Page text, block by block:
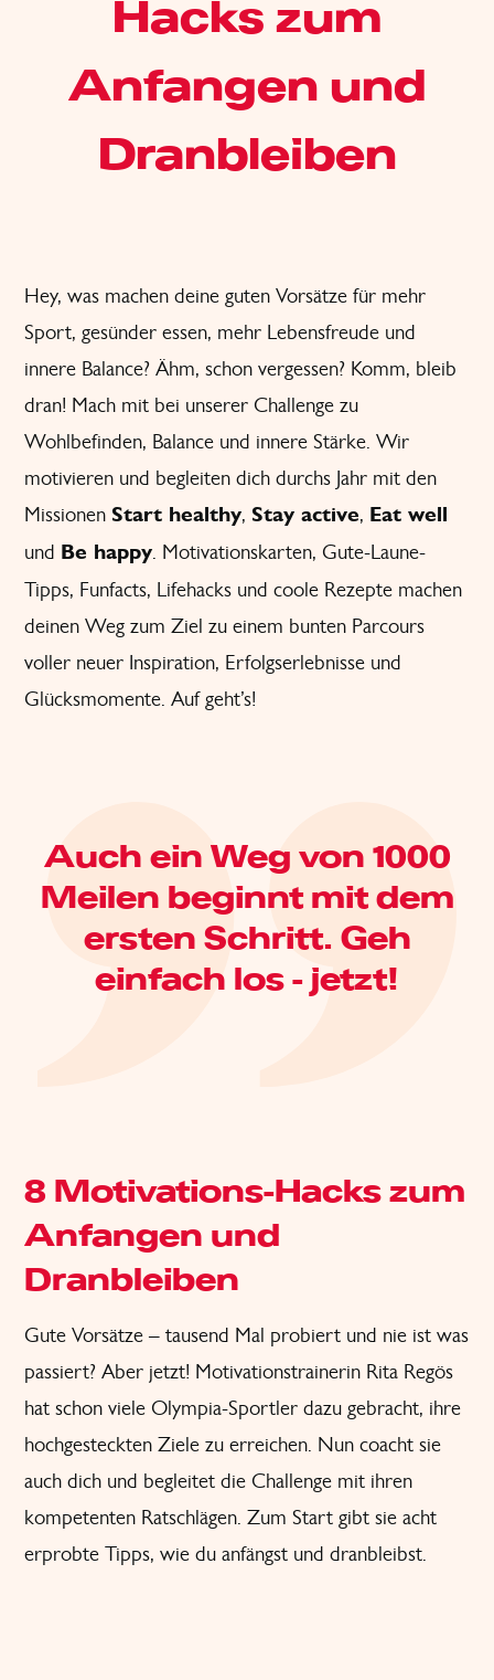
Hacks zum
Anfangen und
Dranbleiben
Hey, was machen deine guten Vorsätze für mehr
Sport, gesünder essen, mehr Lebensfreude und
innere Balance? Ähm, schon vergessen? Komm, bleib
dran! Mach mit bei unserer Challenge zu
Wohlbefinden, Balance und innere Stärke. Wir
motivieren und begleiten dich durchs Jahr mit den
Missionen Start healthy, Stay active, Eat well
und Be happy. Motivationskarten, Gute-Laune-
Tipps, Funfacts, Lifehacks und coole Rezepte machen
deinen Weg zum Ziel zu einem bunten Parcours
voller neuer Inspiration, Erfolgserlebnisse und
Glücksmomente. Auf geht’s!
Auch ein Weg von 1000
Meilen beginnt mit dem
ersten Schritt. Geh
einfach los - jetzt!
8 Motivations-Hacks zum
Anfangen und
Dranbleiben
Gute Vorsätze – tausend Mal probiert und nie ist was
passiert? Aber jetzt! Motivationstrainerin Rita Regös
hat schon viele Olympia-Sportler dazu gebracht, ihre
hochgesteckten Ziele zu erreichen. Nun coacht sie
auch dich und begleitet die Challenge mit ihren
kompetenten Ratschlägen. Zum Start gibt sie acht
erprobte Tipps, wie du anfängst und dranbleibst.